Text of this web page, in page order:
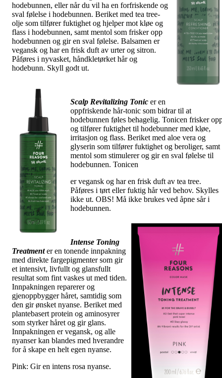
hodebunnen, eller når du vil ha en forfriskende og
sval følelse i hodebunnen. Beriket med tea tree-
olje som tilfører fuktighet og hjelper mot kløe og
flass i hodebunnen, samt mentol som frisker opp
hodebunnen og gir en sval følelse. Balsamen er
vegansk og har en frisk duft av urter og sitron.
Påføres i nyvasket, håndkletørket hår og
hodebunn. Skyll godt ut.
Scalp Revitalizing Tonic er en
oppfriskende hår-tonic som bidrar til at
hodebunnen føles behagelig. Tonicen frisker
og tilfører fuktighet til hodebunner med kløe,
irritasjon og flass. Beriket med aloe vera og
glyserin som tilfører fuktighet og beroliger, samt
mentol som stimulerer og gir en sval følelse til
hodebunnen. Tonicen
er vegansk og har en frisk duft av tea tree.
Påføres i tørt eller fuktig hår ved behov. Skylles
ikke ut. OBS! Må ikke brukes ved åpne sår i
hodebunnen.
Intense Toning
Treatmenter en tonende innpakning
med direkte fargepigmenter som gir
et intensivt, livfullt og glansfullt
resultat som fint vaskes ut med tiden.
Innpakningen reparerer og
gjenoppbygger håret, samtidig som
den gir ønsket nyanse. Beriket med
plantebasert protein og aminosyrer
som styrker håret og gir glans.
Innpakningen er vegansk, og alle
nyanser kan blandes med hverandre
for å skape en helt egen nyanse.
Pink: Gir en intens rosa nyanse.